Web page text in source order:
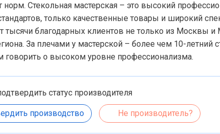
норм. Стекольная мастерская – это высокий
только качественные товары и широкий
благодарных клиентов не только из Москвы и
За плечами у мастерской – более чем 10-летний
говорить о высоком уровне профессионализма.
статус производителя
производство Не производитель?